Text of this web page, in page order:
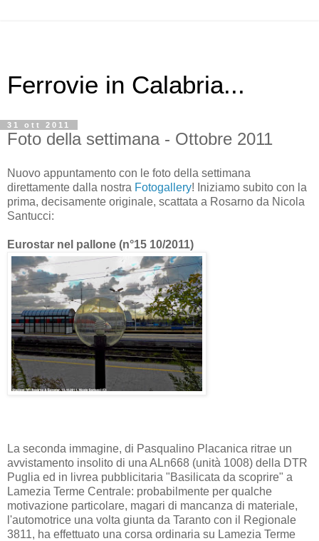
Ferrovie in Calabria...
31 ott 2011
Foto della settimana - Ottobre 2011
Nuovo appuntamento con le foto della settimana
direttamente dalla nostra Fotogallery! Iniziamo subito con la
prima, decisamente originale, scattata a Rosarno da Nicola
Santucci:
Eurostar nel pallone (n°15 10/2011)
La seconda immagine, di Pasqualino Placanica ritrae un
avvistamento insolito di una ALn668 (unità 1008) della DTR
Puglia ed in livrea pubblicitaria "Basilicata da scoprire" a
Lamezia Terme Centrale: probabilmente per qualche
motivazione particolare, magari di mancanza di materiale,
l'automotrice una volta giunta da Taranto con il Regionale
3811, ha effettuato una corsa ordinaria su Lamezia Terme